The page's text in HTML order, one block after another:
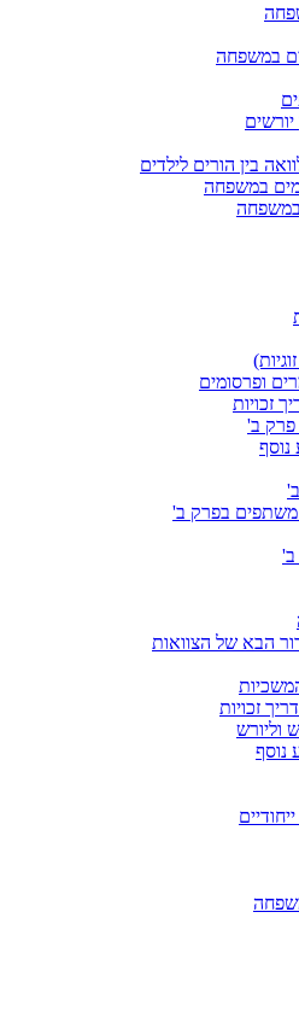
במשפחה
בין הורים לילדים
במשפחה
ופרסומים
זכויות
פרק ב'
נוסף
משתפים בפרק ב'
ב'
הבא של הצוואות
זכויות
וליורש
נוסף